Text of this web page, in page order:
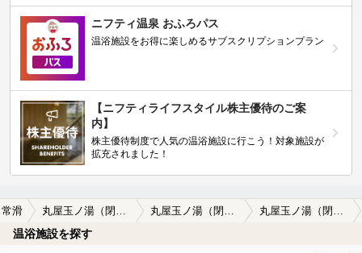
ニフティ温泉 おふろパス
温浴施設をお得に楽しめるサブスクリプションプラン
【ニフティライフスタイル株主優待のご案
内】
株主優待制度で人気の温浴施設に行こう！対象施設が
拡充されました！
常滑
温浴施設を探す